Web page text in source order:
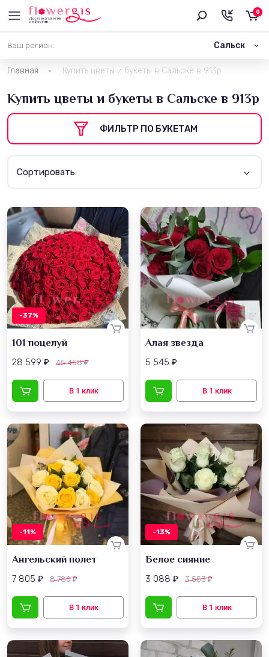
Ваш регион: Сальск
0
Главная Купить цветы и букеты в Сальске в 913р
Купить цветы и букеты в Сальске в 913р
ФИЛЬТР ПО БУКЕТАМ
Сортировать
-37%
101 поцелуй
28 599 ₽ 45 458₽
Алая звезда
5 545 ₽
-11%
Ангельский полет
7 805 ₽ 8 780₽
-13%
Белое сияние
3 088 ₽ 3 553₽